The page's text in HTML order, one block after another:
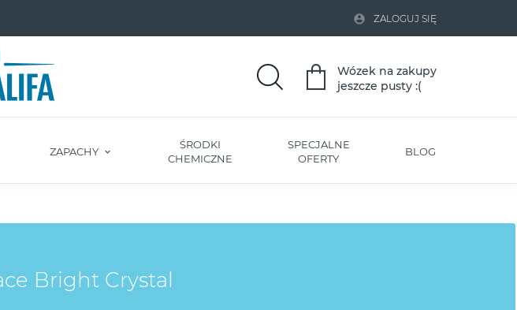
 ZALOGUJ SIĘ
Wózek na zakupy
jeszcze pusty :(
ZAPACHY
ŚRODKI
CHEMICZNE
SPECJALNE
OFERTY
BLOG
Bright Crystal